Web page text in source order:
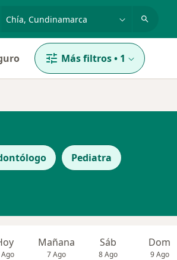
p. ej. Bogotá
Más filtros• 1
Pediatra
Mañana
7 Ago
Sáb
8 Ago
Dom
9 Ago